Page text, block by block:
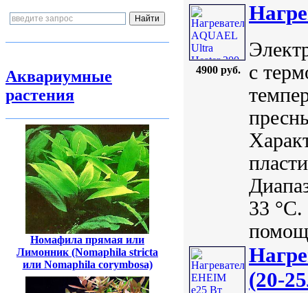
Аквариумные
растения
Номафила прямая или
Лимонник (Nomaphila stricta
или Nomaphila corymbosa)
4900 руб.
с
33 °С.
(20-